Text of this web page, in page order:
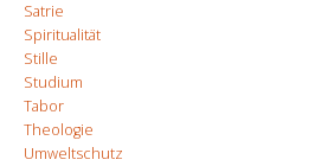
Satrie
Spiritualität
Stille
Studium
Tabor
Theologie
Umweltschutz